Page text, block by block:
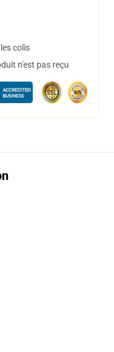
colis
n'est pas reçu